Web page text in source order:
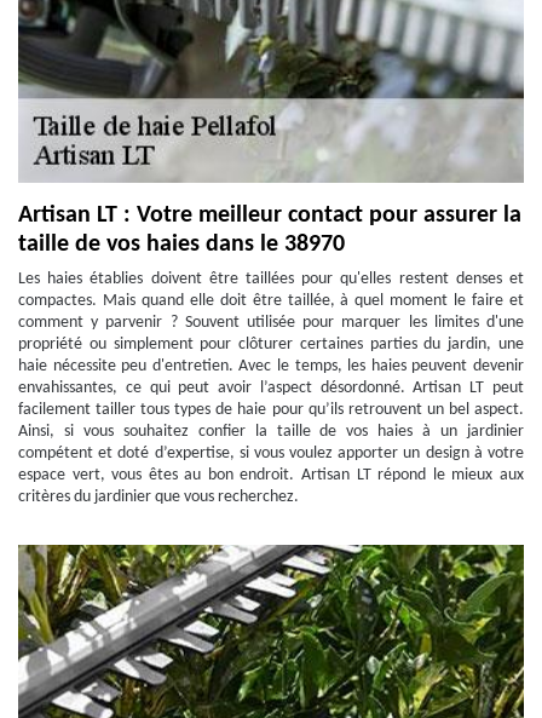
Artisan LT : Votre meilleur contact pour assurer la
taille de vos haies dans le 38970
Les haies établies doivent être taillées pour qu'elles restent denses et
compactes. Mais quand elle doit être taillée, à quel moment le faire et
comment y parvenir ? Souvent utilisée pour marquer les limites d'une
propriété ou simplement pour clôturer certaines parties du jardin, une
haie nécessite peu d'entretien. Avec le temps, les haies peuvent devenir
envahissantes, ce qui peut avoir l’aspect désordonné. Artisan LT peut
facilement tailler tous types de haie pour qu’ils retrouvent un bel aspect.
Ainsi, si vous souhaitez confier la taille de vos haies à un jardinier
compétent et doté d’expertise, si vous voulez apporter un design à votre
espace vert, vous êtes au bon endroit. Artisan LT répond le mieux aux
critères du jardinier que vous recherchez.